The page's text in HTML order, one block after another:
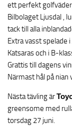
ett perfekt
Bilbolaget Ljusdal ,
tack till alla
Extra vasst spelade
Katsaras och i B-
Grattis till dagens
Närmast hål på
Nästa tävling är
greensome med
torsdag 27 juni.